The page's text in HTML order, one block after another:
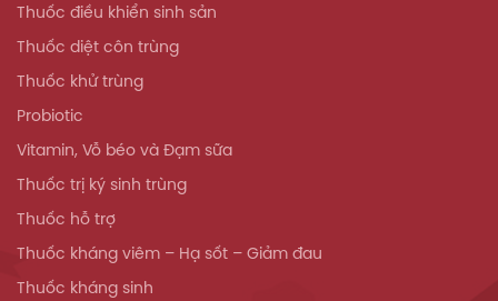
Thuốc điều khiển sinh sản
Thuốc diệt côn trùng
Thuốc khử trùng
Probiotic
Vitamin, Vỗ béo và Đạm sữa
Thuốc trị ký sinh trùng
Thuốc hỗ trợ
Thuốc kháng viêm – Hạ sốt – Giảm đau
Thuốc kháng sinh